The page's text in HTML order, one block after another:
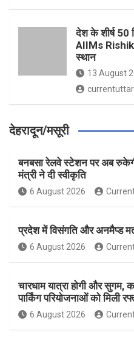
देश के शीर्ष 50
AIIMs
स्थान
13 August
देहरादून/मसूरी
बनबसा रेलवे स्टेशन पर अब
मंत्री ने दी स्वीकृति
6 August 2026
प्रदेश में विसंगति और अनमैप्ड
6 August 2026
चारधाम यात्रा होगी और
पार्किंग परियोजनाओं को मिली
6 August 2026